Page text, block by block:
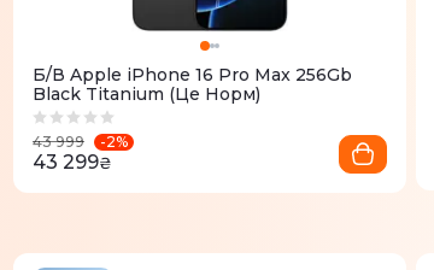
Б/В Apple iPhone 16 Pro Max 256Gb
Black Titanium (Це Норм)
43 999 -2%
43 299₴